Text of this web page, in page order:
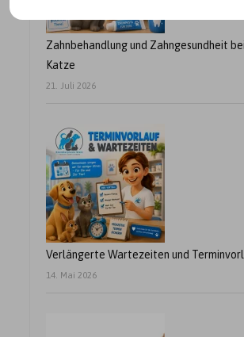
Zahnbehandlung und Zahngesundheit
Katze
21. Juli 2026
Verlängerte Wartezeiten und
14. Mai 2026